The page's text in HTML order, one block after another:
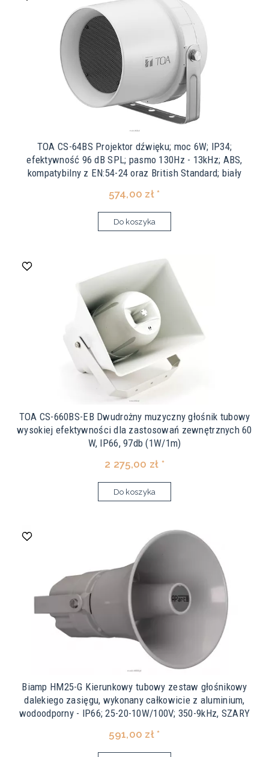
TOA CS-64BS Projektor dźwięku; moc 6W; IP34;
efektywność 96 dB SPL; pasmo 130Hz - 13kHz; ABS,
kompatybilny z EN:54-24 oraz British Standard; biały
574,00 zł *
Do koszyka
TOA CS-660BS-EB Dwudrożny muzyczny głośnik tubowy
wysokiej efektywności dla zastosowań zewnętrznych 60
W, IP66, 97db (1W/1m)
2 275,00 zł *
Do koszyka
Biamp HM25-G Kierunkowy tubowy zestaw głośnikowy
dalekiego zasięgu, wykonany całkowicie z aluminium,
wodoodporny - IP66; 25-20-10W/100V; 350-9kHz, SZARY
591,00 zł *